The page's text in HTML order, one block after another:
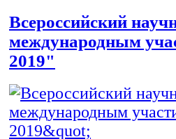
Всероссийский
международным
2019"